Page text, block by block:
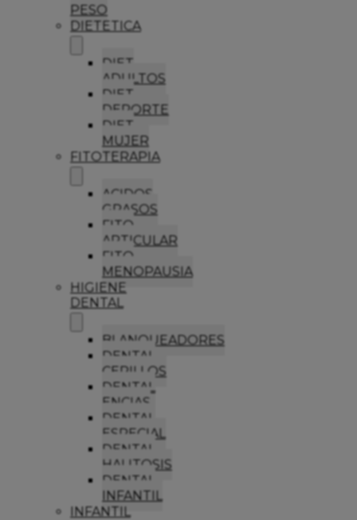
PESO
DIETETICA
DIET
ADULTOS
DIET
DEPORTE
DIET
MUJER
FITOTERAPIA
ACIDOS
GRASOS
FITO
ARTICULAR
FITO
MENOPAUSIA
HIGIENE
DENTAL
BLANQUEADORES
DENTAL
CEPILLOS
DENTAL
ENCIAS
DENTAL
ESPECIAL
DENTAL
HALITOSIS
DENTAL
INFANTIL
INFANTIL